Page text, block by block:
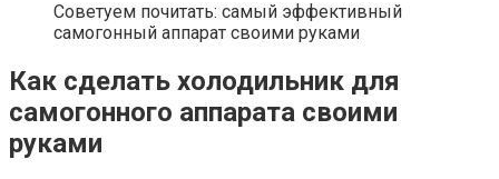
Советуем почитать: самый эффективный
самогонный аппарат своими руками
Как сделать холодильник для
самогонного аппарата своими
руками